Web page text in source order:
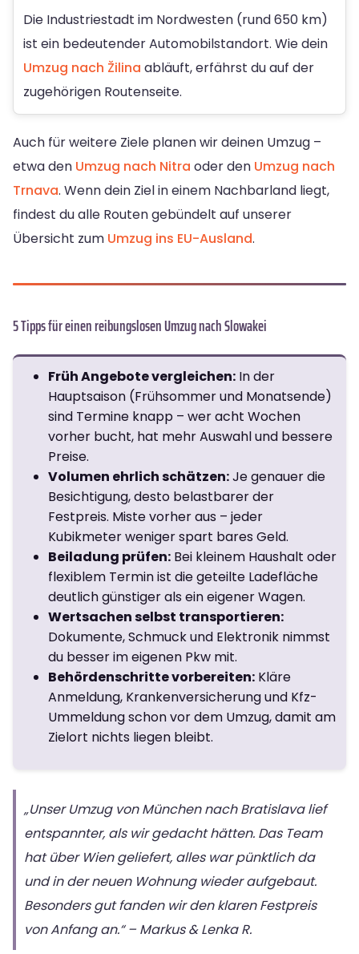
Die Industriestadt im Nordwesten (rund 650 km)
ist ein bedeutender Automobilstandort. Wie dein
Umzug nach Žilina abläuft, erfährst du auf der
zugehörigen Routenseite.
Auch für weitere Ziele planen wir deinen Umzug –
etwa den Umzug nach Nitra oder den Umzug nach
Trnava. Wenn dein Ziel in einem Nachbarland liegt,
findest du alle Routen gebündelt auf unserer
Übersicht zum Umzug ins EU-Ausland.
5 Tipps für einen reibungslosen Umzug nach Slowakei
Früh Angebote vergleichen: In der
Hauptsaison (Frühsommer und Monatsende)
sind Termine knapp – wer acht Wochen
vorher bucht, hat mehr Auswahl und bessere
Preise.
Volumen ehrlich schätzen:Je genauer die
Besichtigung, desto belastbarer der
Festpreis. Miste vorher aus – jeder
Kubikmeter weniger spart bares Geld.
Beiladung prüfen: Bei kleinem Haushalt oder
flexiblem Termin ist die geteilte Ladefläche
deutlich günstiger als ein eigener Wagen.
Wertsachen selbst transportieren:
Dokumente, Schmuck und Elektronik nimmst
du besser im eigenen Pkw mit.
Behördenschritte vorbereiten: Kläre
Anmeldung, Krankenversicherung und Kfz-
Ummeldung schon vor dem Umzug, damit am
Zielort nichts liegen bleibt.
„Unser Umzug von München nach Bratislava lief
entspannter, als wir gedacht hätten. Das Team
hat über Wien geliefert, alles war pünktlich da
und in der neuen Wohnung wieder aufgebaut.
Besonders gut fanden wir den klaren Festpreis
von Anfang an.“ – Markus & Lenka R.